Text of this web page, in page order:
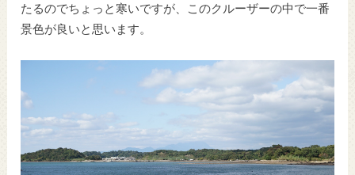
たるのでちょっと寒いですが、このクルーザーの中で一番
景色が良いと思います。